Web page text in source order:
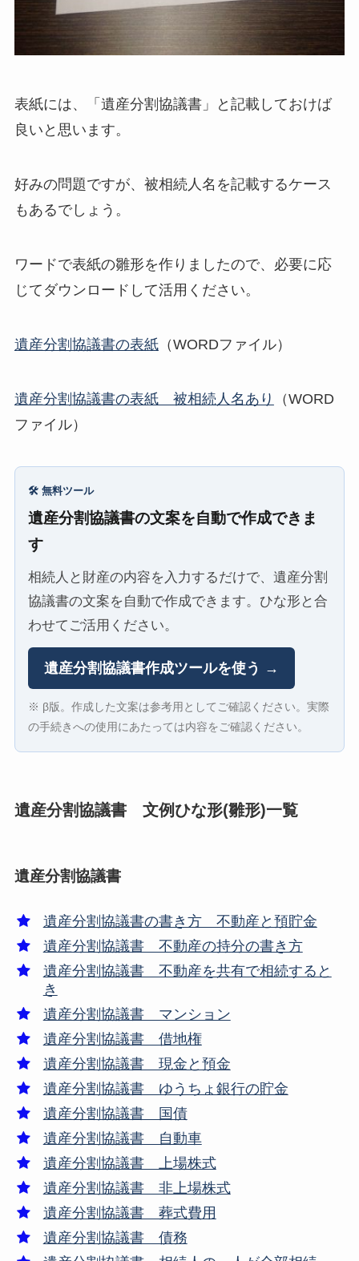
表紙には、「遺産分割協議書」と記載しておけば
良いと思います。
好みの問題ですが、被相続人名を記載するケース
もあるでしょう。
ワードで表紙の雛形を作りましたので、必要に応
じてダウンロードして活用ください。
遺産分割協議書の表紙（WORDファイル）
遺産分割協議書の表紙 被相続人名あり
（WORD
ファイル）
🛠️ 無料ツール
遺産分割協議書の文案を自動で作成できま
す
相続人と財産の内容を入力するだけで、遺産分割
協議書の文案を自動で作成できます。ひな形と合
わせてご活用ください。
遺産分割協議書作成ツールを使う →
※ β版。作成した文案は参考用としてご確認ください。実際
の手続きへの使用にあたっては内容をご確認ください。
遺産分割協議書 文例ひな形(雛形)一覧
遺産分割協議書
遺産分割協議書の書き方 不動産と預貯金
遺産分割協議書 不動産の持分の書き方
遺産分割協議書 不動産を共有で相続すると
き
遺産分割協議書 マンション
遺産分割協議書 借地権
遺産分割協議書 現金と預金
遺産分割協議書 ゆうちょ銀行の貯金
遺産分割協議書 国債
遺産分割協議書 自動車
遺産分割協議書 上場株式
遺産分割協議書 非上場株式
遺産分割協議書 葬式費用
遺産分割協議書 債務